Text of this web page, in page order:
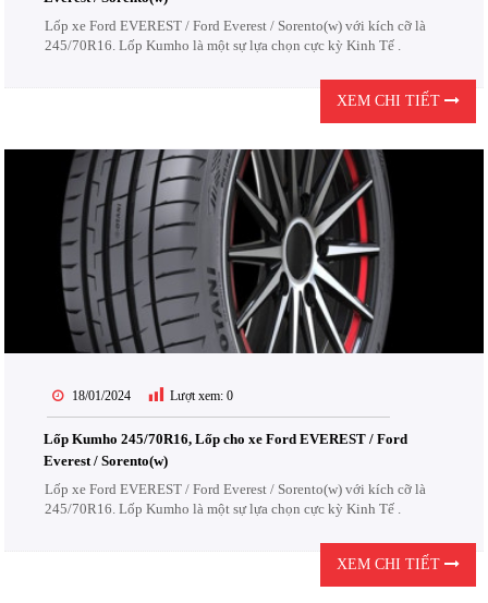
Lốp xe Ford EVEREST / Ford Everest / Sorento(w) với kích cỡ là
245/70R16. Lốp Kumho là một sự lựa chọn cực kỳ Kinh Tế .
XEM CHI TIẾT
18/01/2024 Lượt xem: 0
Lốp Kumho 245/70R16, Lốp cho xe Ford EVEREST / Ford
Everest / Sorento(w)
Lốp xe Ford EVEREST / Ford Everest / Sorento(w) với kích cỡ là
245/70R16. Lốp Kumho là một sự lựa chọn cực kỳ Kinh Tế .
XEM CHI TIẾT